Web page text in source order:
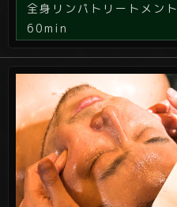
全身リンパトリートメント
60min